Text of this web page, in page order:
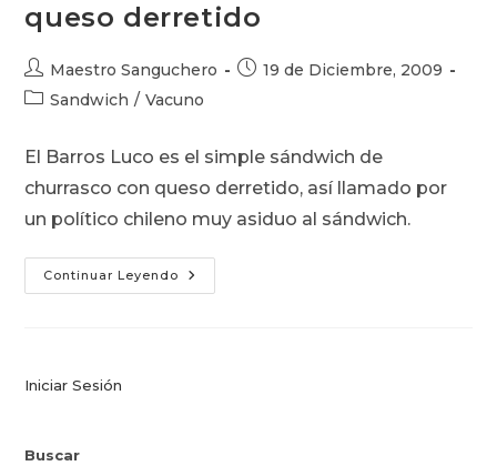
queso derretido
Autor
de
Maestro Sanguchero
Publicación
19 de Diciembre, 2009
Categoría
entrada:
Sandwich / Vacuno
El Barros Luco es el simple sándwich de
churrasco con queso derretido, así llamado por
un político chileno muy asiduo al sándwich.
Continuar Leyendo Barros
Luco:
Iniciar Sesión
Buscar